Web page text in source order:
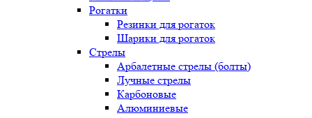
Рогатки
Резинки для рогаток
Шарики для рогаток
Стрелы
Арбалетные стрелы (болты)
Лучные стрелы
Карбоновые
Алюминиевые